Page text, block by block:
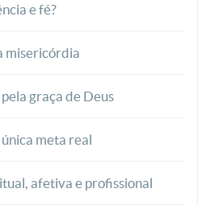
e fé?
misericórdia
graça de Deus
meta real
afetiva e profissional